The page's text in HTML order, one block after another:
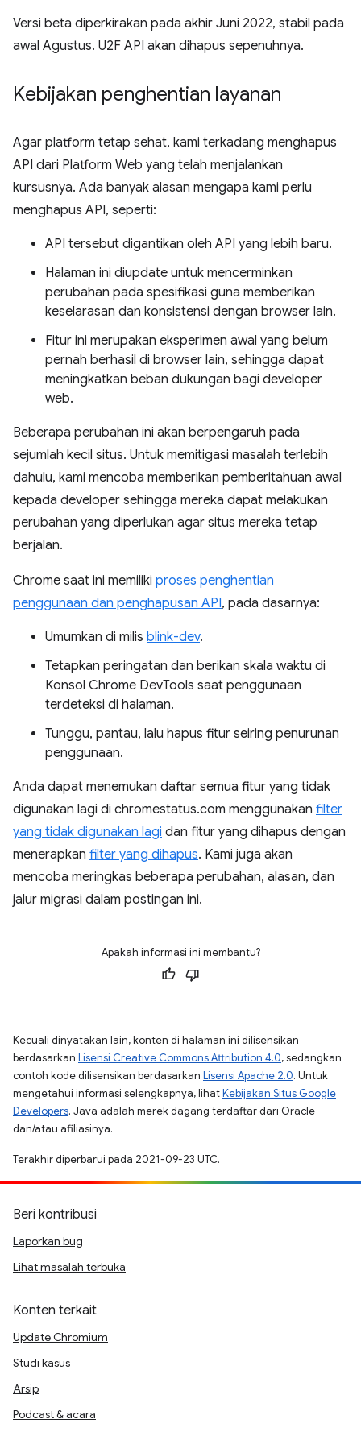
Versi beta diperkirakan pada akhir Juni 2022, stabil pada
awal Agustus. U2F API akan dihapus sepenuhnya.
Kebijakan penghentian layanan
Agar platform tetap sehat, kami terkadang menghapus
API dari Platform Web yang telah menjalankan
kursusnya. Ada banyak alasan mengapa kami perlu
menghapus API, seperti:
API tersebut digantikan oleh API yang lebih baru.
Halaman ini diupdate untuk mencerminkan
perubahan pada spesifikasi guna memberikan
keselarasan dan konsistensi dengan browser lain.
Fitur ini merupakan eksperimen awal yang belum
pernah berhasil di browser lain, sehingga dapat
meningkatkan beban dukungan bagi developer
web.
Beberapa perubahan ini akan berpengaruh pada
sejumlah kecil situs. Untuk memitigasi masalah terlebih
dahulu, kami mencoba memberikan pemberitahuan awal
kepada developer sehingga mereka dapat melakukan
perubahan yang diperlukan agar situs mereka tetap
berjalan.
Chrome saat ini memiliki proses penghentian
penggunaan dan penghapusan API, pada dasarnya:
Umumkan di milis blink-dev.
Tetapkan peringatan dan berikan skala waktu di
Konsol Chrome DevTools saat penggunaan
terdeteksi di halaman.
Tunggu, pantau, lalu hapus fitur seiring penurunan
penggunaan.
Anda dapat menemukan daftar semua fitur yang tidak
digunakan lagi di chromestatus.com menggunakan filter
yang tidak digunakan lagi dan fitur yang dihapus dengan
menerapkan filter yang dihapus. Kami juga akan
mencoba meringkas beberapa perubahan, alasan, dan
jalur migrasi dalam postingan ini.
Apakah informasi ini membantu?
Kecuali dinyatakan lain, konten di halaman ini dilisensikan
berdasarkan Lisensi Creative Commons Attribution 4.0, sedangkan
contoh kode dilisensikan berdasarkan Lisensi Apache 2.0. Untuk
mengetahui informasi selengkapnya, lihatKebijakan Situs Google
Developers. Java adalah merek dagang terdaftar dari Oracle
dan/atau afiliasinya.
Terakhir diperbarui pada 2021-09-23 UTC.
Beri kontribusi
Laporkan bug
Lihat masalah terbuka
Konten terkait
Update Chromium
Studi kasus
Arsip
Podcast & acara